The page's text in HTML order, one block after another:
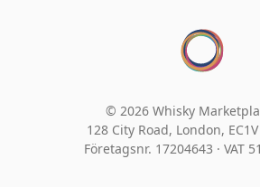
© 2026 Whisky
128 City Road, London, EC1V
Företagsnr. 17204643 · VAT